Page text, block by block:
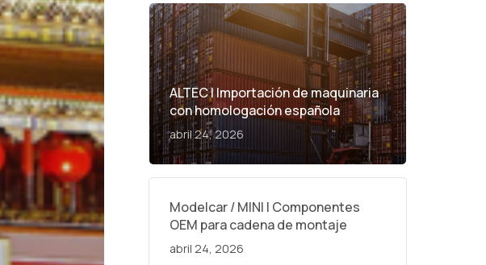
ALTEC | Importación de maquinaria
con homologación española
abril 24, 2026
Modelcar / MINI | Componentes
OEM para cadena de montaje
abril 24, 2026